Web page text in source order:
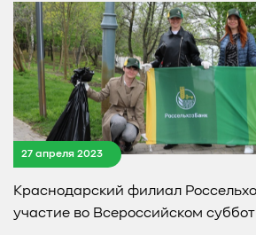
27 апреля 2023
Краснодарский филиал
участие во Всероссийском